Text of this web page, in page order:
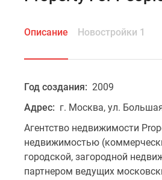
Описание Новостройки 1
Год создания: 2009
Адрес: г. Москва, ул.
Агентство недвижимости
недвижимостью
городской, загородной
партнером ведущих